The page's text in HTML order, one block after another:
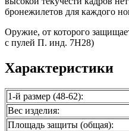
бронежилетов для каждого
Оружие, от которого
с пулей П. инд. 7Н28)
Характеристики
1-й размер (48-62):
Вес изделия:
Площадь защиты (общая):